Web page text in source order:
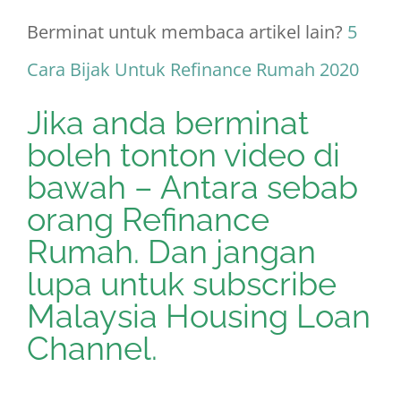
Berminat untuk membaca artikel lain? 5
Cara Bijak Untuk Refinance Rumah 2020
Jika anda berminat
boleh tonton video di
bawah – Antara sebab
orang Refinance
Rumah. Dan jangan
lupa untuk subscribe
Malaysia Housing Loan
Channel.